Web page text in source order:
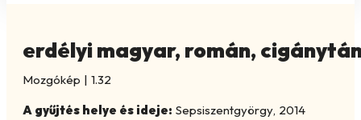
erdélyi magyar, román,
Mozgókép | 1.32
A gyűjtés helye és ideje: Sepsiszentgyörgy, 2014